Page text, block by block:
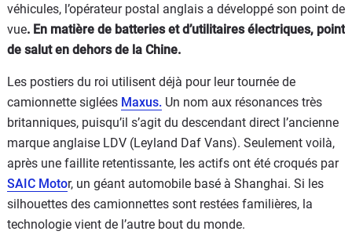
véhicules, l’opérateur postal anglais a développé son point de
vue. En matière de batteries et d’utilitaires électriques, point
de salut en dehors de la Chine.
Les postiers du roi utilisent déjà pour leur tournée de
camionnette siglées Maxus. Un nom aux résonances très
britanniques, puisqu’il s’agit du descendant direct l’ancienne
marque anglaise LDV (Leyland Daf Vans). Seulement voilà,
après une faillite retentissante, les actifs ont été croqués par
SAIC Motor, un géant automobile basé à Shanghai. Si les
silhouettes des camionnettes sont restées familières, la
technologie vient de l’autre bout du monde.